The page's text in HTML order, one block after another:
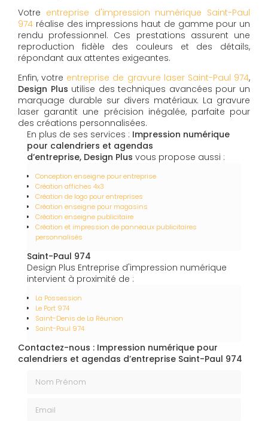
Votre entreprise d'impression numérique Saint-Paul
974 réalise des impressions haut de gamme pour un
rendu professionnel. Ces prestations assurent une
reproduction fidèle des couleurs et des détails,
répondant aux attentes exigeantes.
Enfin, votre entreprise de gravure laser Saint-Paul 974,
Design Plus utilise des techniques avancées pour un
marquage durable sur divers matériaux. La gravure
laser garantit une précision inégalée, parfaite pour
des créations personnalisées.
En plus de ses services : Impression numérique
pour calendriers et agendas
d’entreprise, Design Plus vous propose aussi :
Conception enseigne pour entreprise
Création affiches 4x3
Création de logo pour entreprises
Création enseigne pour magasins
Création enseigne publicitaire
Création et impression de panneaux publicitaires
personnalisés
Saint-Paul 974
Design Plus Entreprise d'impression numérique
intervient à proximité de :
La Possession
Le Port 974
Saint-Denis de La Réunion
Saint-Paul 974
Contactez-nous : Impression numérique pour
calendriers et agendas d’entreprise Saint-Paul 974